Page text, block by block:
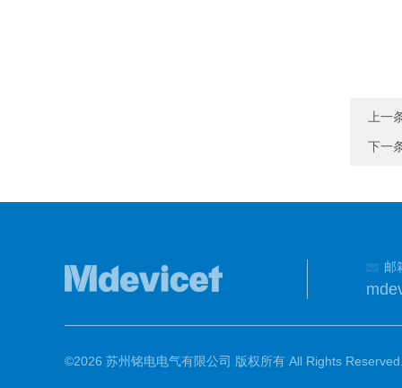
上一
下一
邮
©2026 苏州铭电电气有限公司 版权所有 All Rights Reserved.